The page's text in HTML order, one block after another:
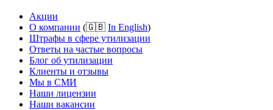
Акции
О компании (🇬🇧 In English)
Штрафы в сфере утилизации
Ответы на частые вопросы
Блог об утилизации
Клиенты и отзывы
Мы в СМИ
Наши лицензии
Наши вакансии